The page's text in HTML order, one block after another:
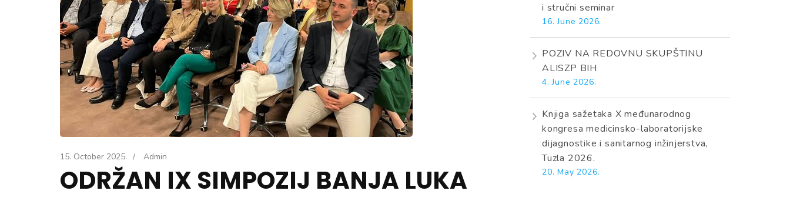
15. October 2025. / Admin
ODRŽAN IX SIMPOZIJ BANJA LUKA
i stručni seminar
16. June 2026.
POZIV NA REDOVNU SKUPŠTINU
ALISZP BIH
4. June 2026.
Knjiga sažetaka X međunarodnog
kongresa medicinsko-laboratorijske
dijagnostike i sanitarnog inžinjerstva,
Tuzla 2026.
20. May 2026.